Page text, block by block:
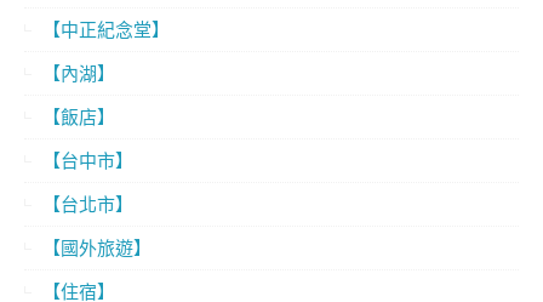
【中正紀念堂】
【內湖】
【飯店】
【台中市】
【台北市】
【國外旅遊】
【住宿】